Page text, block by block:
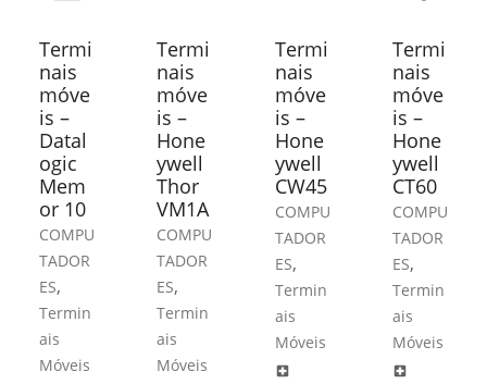
Termi
nais
móve
is –
Datal
ogic
Mem
or 10
COMPU
TADOR
ES,
Termin
ais
Móveis
Termi
nais
móve
is –
Hone
ywell
Thor
VM1A
COMPU
TADOR
ES,
Termin
ais
Móveis
Termi
nais
móve
is –
Hone
ywell
CW45
COMPU
TADOR
ES,
Termin
ais
Móveis
local_hospital
Termi
nais
móve
is –
Hone
ywell
CT60
COMPU
TADOR
ES,
Termin
ais
Móveis
local_hospital